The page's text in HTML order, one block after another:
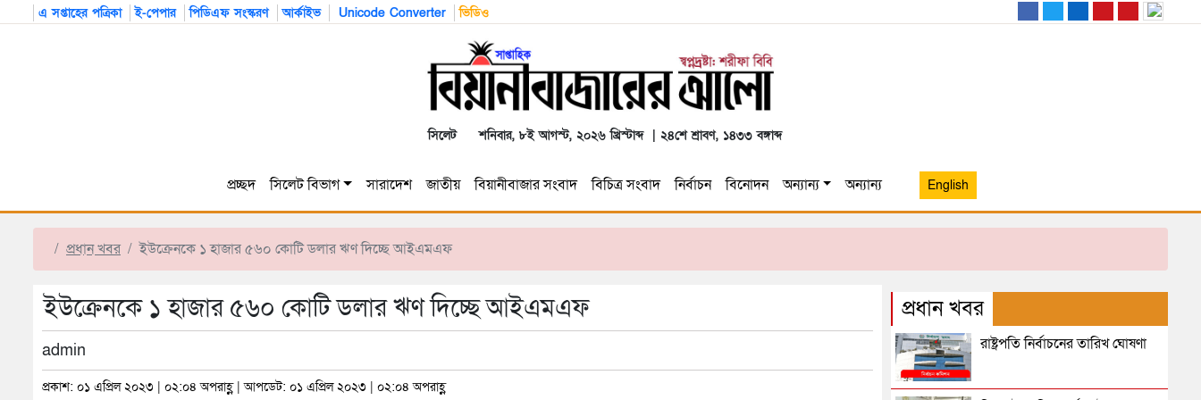
এ সপ্তাহের পত্রিকা ই-পেপার পিডিএফ সংস্করণ আর্কাইভ Unicode Converter ভিডিও
সিলেট শনিবার, ৮ই আগস্ট, ২০২৬ খ্রিস্টাব্দ | ২৪শে শ্রাবণ, ১৪৩৩ বঙ্গাব্দ
প্রচ্ছদ সিলেট বিভাগ সারাদেশ জাতীয় বিয়ানীবাজার সংবাদ বিচিত্র সংবাদ নির্বাচন বিনোদন অন্যান্য অন্যান্য English
প্রধান খবর ইউক্রেনকে ১ হাজার ৫৬০ কোটি ডলার ঋণ দিচ্ছে আইএমএফ
ইউক্রেনকে ১ হাজার ৫৬০ কোটি ডলার ঋণ দিচ্ছে আইএমএফ
admin
প্রকাশ: ০১ এপ্রিল ২০২৩ | ০২:০৪ অপরাহ্ণ | আপডেট: ০১ এপ্রিল ২০২৩ | ০২:০৪ অপরাহ্ণ
প্রধান খবর
রাষ্ট্রপতি নির্বাচনের তারিখ ঘোষণা